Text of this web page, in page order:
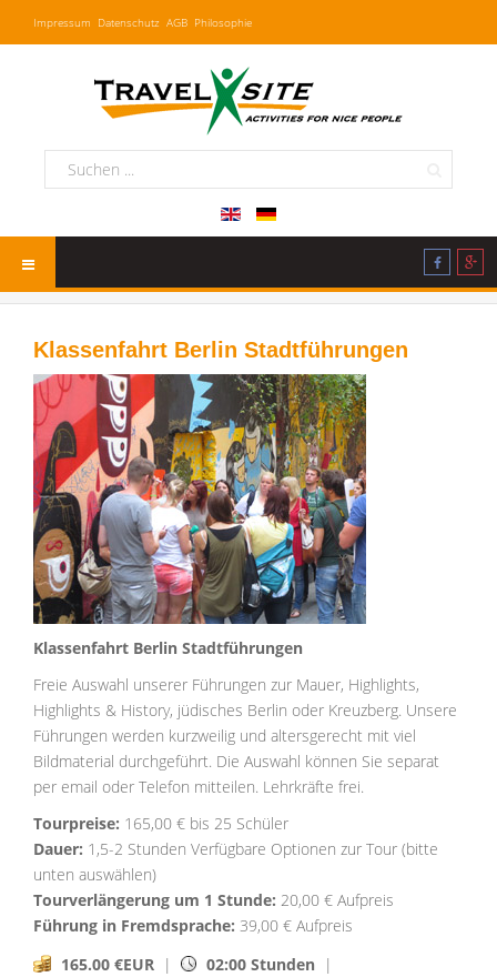
Impressum Datenschutz AGB Philosophie
Klassenfahrt Berlin Stadtführungen
Klassenfahrt Berlin Stadtführungen
Freie Auswahl unserer Führungen zur Mauer, Highlights,
Highlights & History, jüdisches Berlin oder Kreuzberg. Unsere
Führungen werden kurzweilig und altersgerecht mit viel
Bildmaterial durchgeführt. Die Auswahl können Sie separat
per email oder Telefon mitteilen. Lehrkräfte frei.
Tourpreise: 165,00 € bis 25 Schüler
Dauer: 1,5-2 Stunden Verfügbare Optionen zur Tour (bitte
unten auswählen)
Tourverlängerung um 1 Stunde: 20,00 € Aufpreis
Führung in Fremdsprache: 39,00 € Aufpreis
165.00 €EUR | 02:00 Stunden |